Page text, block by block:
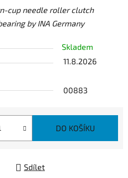
cup needle roller clutch
by INA Germany
Skladem
11.8.2026
00883
DO KOŠÍKU
Sdílet